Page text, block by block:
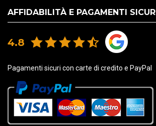
AFFIDABILITÀ E PAGAMENTI SICURI
4.8
Pagamenti sicuri con carte di credito e PayPal